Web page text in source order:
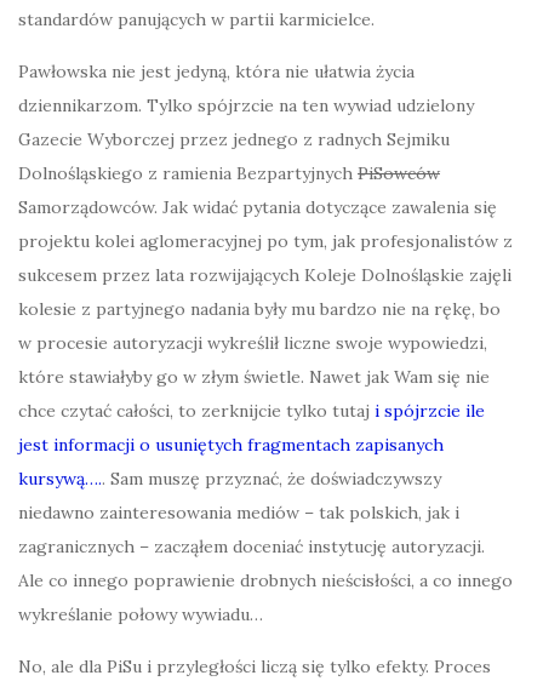
standardów panujących w partii karmicielce.
Pawłowska nie jest jedyną, która nie ułatwia życia
dziennikarzom. Tylko spójrzcie na ten wywiad udzielony
Gazecie Wyborczej przez jednego z radnych Sejmiku
Dolnośląskiego z ramienia Bezpartyjnych PiSowców
Samorządowców. Jak widać pytania dotyczące zawalenia się
projektu kolei aglomeracyjnej po tym, jak profesjonalistów z
sukcesem przez lata rozwijających Koleje Dolnośląskie zajęli
kolesie z partyjnego nadania były mu bardzo nie na rękę, bo
w procesie autoryzacji wykreślił liczne swoje wypowiedzi,
które stawiałyby go w złym świetle. Nawet jak Wam się nie
chce czytać całości, to zerknijcie tylko tutaj i spójrzcie ile
jest informacji o usuniętych fragmentach zapisanych
kursywą….. Sam muszę przyznać, że doświadczywszy
niedawno zainteresowania mediów – tak polskich, jak i
zagranicznych – zacząłem doceniać instytucję autoryzacji.
Ale co innego poprawienie drobnych nieścisłości, a co innego
wykreślanie połowy wywiadu…
No, ale dla PiSu i przyległości liczą się tylko efekty. Proces